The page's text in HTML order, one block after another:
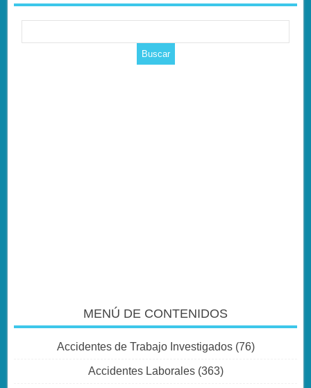
MENÚ DE CONTENIDOS
Accidentes de Trabajo Investigados(76)
Accidentes Laborales(363)